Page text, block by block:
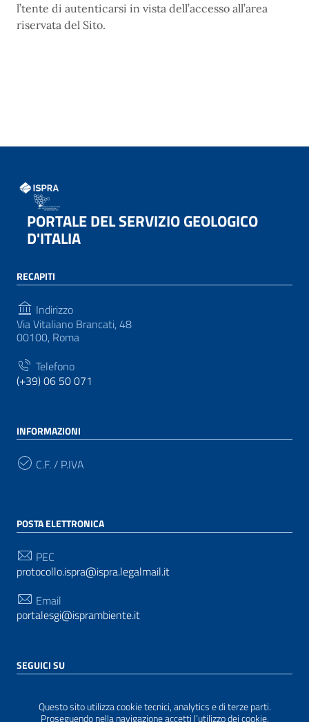
Questo sito utilizza cookie tecnici, analytics e di terze parti.
Proseguendo nella navigazione accetti l’utilizzo dei cookie.
l’tente di autenticarsi in vista dell’accesso all’area
riservata del Sito.
PORTALE DEL SERVIZIO GEOLOGICO
D'ITALIA
RECAPITI
Indirizzo
Via Vitaliano Brancati, 48
00100, Roma
Telefono
(+39) 06 50 071
INFORMAZIONI
C.F. / P.IVA
POSTA ELETTRONICA
PEC
protocollo.ispra@ispra.legalmail.it
Email
portalesgi@isprambiente.it
SEGUICI SU